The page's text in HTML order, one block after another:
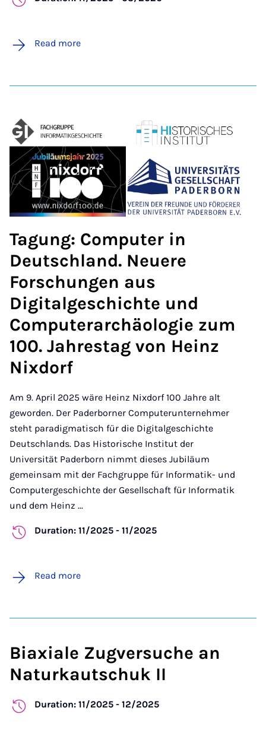
Read more
Tagung: Computer in
Deutschland. Neuere
Forschungen aus
Digitalgeschichte und
Computerarchäologie zum
100. Jahrestag von Heinz
Nixdorf
Am 9. April 2025 wäre Heinz Nixdorf 100 Jahre alt
geworden. Der Paderborner Computerunternehmer
steht paradigmatisch für die Digitalgeschichte
Deutschlands. Das Historische Institut der
Universität Paderborn nimmt dieses Jubiläum
gemeinsam mit der Fachgruppe für Informatik- und
Computergeschichte der Gesellschaft für Informatik
und dem Heinz ...
Duration: 11/2025 - 11/2025
Read more
Biaxiale Zugversuche an
Naturkautschuk II
Duration: 11/2025 - 12/2025